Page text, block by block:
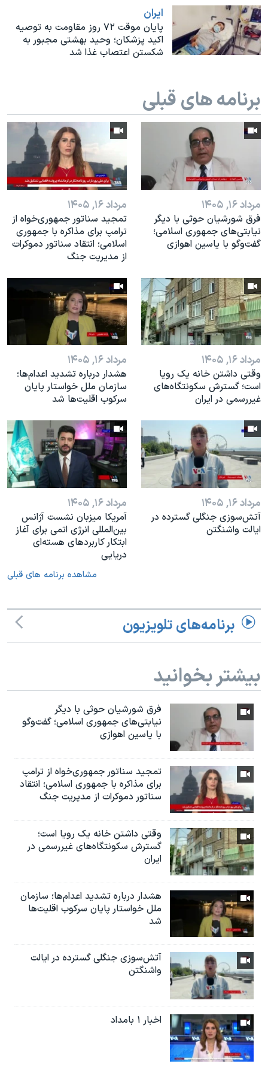
نرگس محمدی برنده جایزه نوبل صلح
همایش محافظه‌کاران آمریکا «سی‌پک»
سفر پرزیدنت ترامپ به چین
ايران
پایان موقت ۷۲ روز مقاومت به توصیه
اکید پزشکان؛ وحید بهشتی مجبور به
شکستن اعتصاب غذا شد
برنامه های قبلی
مرداد ۱۶, ۱۴۰۵
فرق شورشیان حوثی با دیگر
نیابتی‌های جمهوری اسلامی؛
گفت‌وگو با یاسین اهوازی
مرداد ۱۶, ۱۴۰۵
تمجید سناتور جمهوری‌خواه از
ترامپ برای مذاکره با جمهوری
اسلامی؛ انتقاد سناتور دموکرات
از مدیریت جنگ
مرداد ۱۶, ۱۴۰۵
وقتی داشتن خانه یک رویا
است؛ گسترش سکونتگاه‌های
غیررسمی در ایران
مرداد ۱۶, ۱۴۰۵
هشدار درباره تشدید اعدام‌ها؛
سازمان ملل خواستار پایان
سرکوب اقلیت‌ها شد
مرداد ۱۶, ۱۴۰۵
آتش‌سوزی جنگلی گسترده در
ایالت واشنگتن
مرداد ۱۶, ۱۴۰۵
آمریکا میزبان نشست آژانس
بین‌المللی انرژی اتمی برای آغاز
ابتکار کاربردهای هسته‌ای
دریایی
مشاهده برنامه های قبلی
برنامه‌های تلویزیون
بیشتر بخوانید
فرق شورشیان حوثی با دیگر
نیابتی‌های جمهوری اسلامی؛ گفت‌وگو
با یاسین اهوازی
تمجید سناتور جمهوری‌خواه از ترامپ
برای مذاکره با جمهوری اسلامی؛ انتقاد
سناتور دموکرات از مدیریت جنگ
وقتی داشتن خانه یک رویا است؛
گسترش سکونتگاه‌های غیررسمی در
ایران
هشدار درباره تشدید اعدام‌ها؛ سازمان
ملل خواستار پایان سرکوب اقلیت‌ها
شد
آتش‌سوزی جنگلی گسترده در ایالت
واشنگتن
اخبار ۱ بامداد